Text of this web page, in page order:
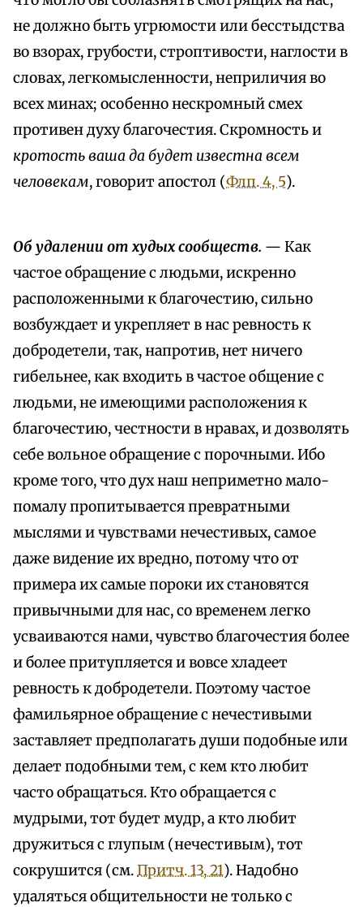
не должно быть угрюмости или бесстыдства
во взорах, грубости, строптивости, наглости в
словах, легкомысленности, неприличия во
всех минах; особенно нескромный смех
противен духу благочестия. Скромность и
кротость ваша да будет известна всем
человекам, говорит апостол (Флп. 4, 5).
Об удалении от худых сообществ. — Как
частое обращение с людьми, искренно
расположенными к благочестию, сильно
возбуждает и укрепляет в нас ревность к
добродетели, так, напротив, нет ничего
гибельнее, как входить в частое общение с
людьми, не имеющими расположения к
благочестию, честности в нравах, и дозволять
себе вольное обращение с порочными. Ибо
кроме того, что дух наш неприметно мало-
помалу пропитывается превратными
мыслями и чувствами нечестивых, самое
даже видение их вредно, потому что от
примера их самые пороки их становятся
привычными для нас, со временем легко
усваиваются нами, чувство благочестия более
и более притупляется и вовсе хладеет
ревность к добродетели. Поэтому частое
фамильярное обращение с нечестивыми
заставляет предполагать души подобные или
делает подобными тем, с кем кто любит
часто обращаться. Кто обращается с
мудрыми, тот будет мудр, а кто любит
дружиться с глупым (нечестивым), тот
сокрушится (см.Притч. 13, 21). Надобно
удаляться общительности не только с